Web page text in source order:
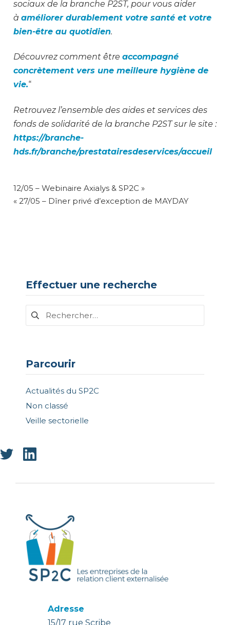
sociaux de la branche P2ST, pour vous aider
à améliorer durablement votre santé et votre
bien-être au quotidien.
Découvrez comment être accompagné
concrètement vers une meilleure hygiène de
vie.“
Retrouvez l’ensemble des aides et services des
fonds de solidarité de la branche P2ST sur le site :
https://branche-
hds.fr/branche/prestatairesdeservices/accueil
NAVIGATION
DE
12/05 – Webinaire Axialys & SP2C »
« 27/05 – Dîner privé d’exception de MAYDAY
Effectuer une recherche
Rechercher :
Parcourir
Actualités du SP2C
Non classé
Veille sectorielle
Adresse
15/17 rue Scribe